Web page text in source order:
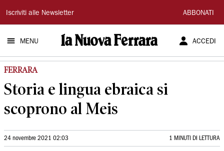
La
Nuova
Ferrara
Iscriviti alle Newsletter ABBONATI
MENU ACCEDI
FERRARA
Storia e lingua ebraica si
scoprono al Meis
24 novembre 2021 02:03 1 MINUTI DI LETTURA